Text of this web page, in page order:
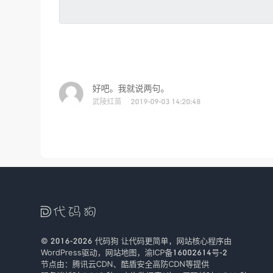
好吧。我就说两句。
武陵红苗 2019-09-03 14:20:48

© 2016-2026 代码狗 让代码更简单，网站核心程序由
WordPress驱动， 网站地图， 渝ICP备16002614号-2
节点由： 腾讯云CDN、 酷盾安全高防CDN等提供